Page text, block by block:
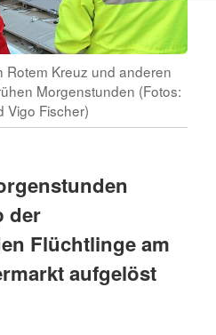
Rotem Kreuz und anderen
Morgenstunden (Fotos:
Vigo Fischer)
der
Flüchtlinge am
aufgelöst